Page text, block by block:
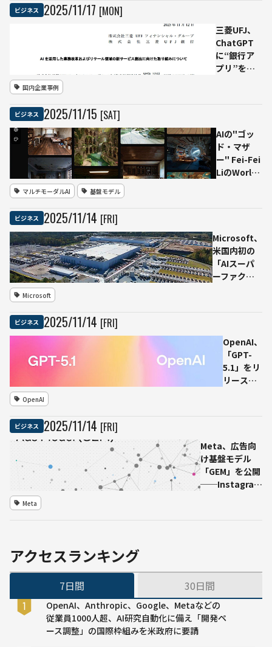
ビジネス 2025/11/17 [MON]
三菱UFJ、
ChatGPT
に“銀行ア
プリ”を接
連携で家計
管理・資産
運用を会話
で完結
国内企業事例
ビジネス 2025/11/15 [SAT]
AIの"ゴッ
ド・マザ
ー" Fei-Fei
LiのWorld
を一般公開
──テキス
ト・画像・
動画か
マルチモーダルAI 基盤モデル
ビジネス 2025/11/14 [FRI]
Microsoft、
米国内初の
「AIスーパ
ーファクト
ンタを高速
AI WANで結
ぶ新型
Fairwater
Microsoft
ビジネス 2025/11/14 [FRI]
OpenAI、
「GPT-
5.1」をリ
リース
ChatGPT
最新版
OpenAI
ビジネス 2025/11/14 [FRI]
Meta、広告向
け基盤モデル
「GEM」を公開
──Instagram
Meta
アクセスランキング
7日間 30日間
OpenAI、Anthropic、Google、Metaなどの
従業員1000人超、AI研究自動化に備え「開発ペ
ース調整」の国際枠組みを米政府に要請